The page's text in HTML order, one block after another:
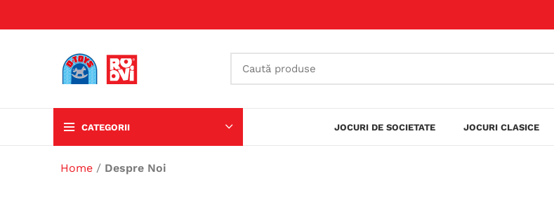
CATEGORII JOCURI DE SOCIETATE JOCURI CLASICE
Home / Despre Noi